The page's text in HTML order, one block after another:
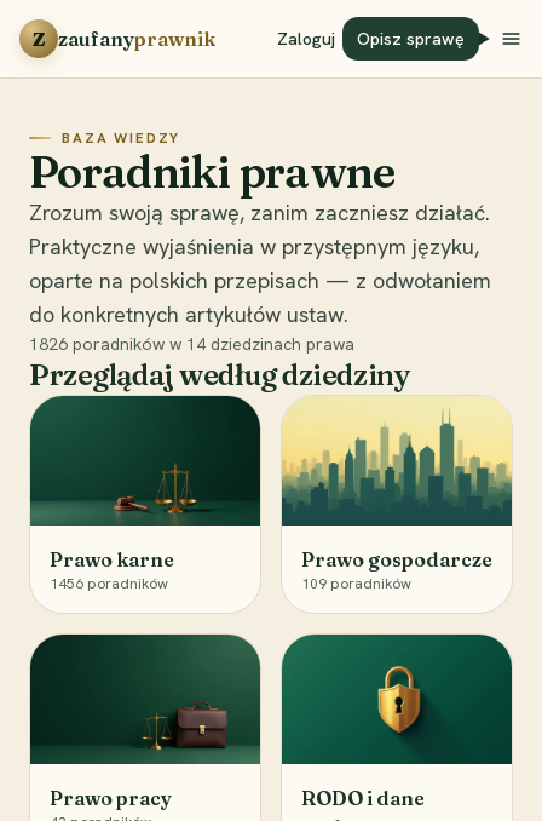
Przejdź do treści
Z zaufanyprawnik Zaloguj Opisz sprawę
BAZA WIEDZY
Poradniki prawne
Zrozum swoją sprawę, zanim zaczniesz działać.
Praktyczne wyjaśnienia w przystępnym języku,
oparte na polskich przepisach — z odwołaniem
do konkretnych artykułów ustaw.
1826 poradników w 14 dziedzinach prawa
Przeglądaj według dziedziny
Prawo karne
1456 poradników
Prawo gospodarcze
109 poradników
Prawo pracy
RODO i dane